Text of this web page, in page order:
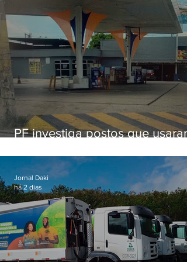
PF investiga postos que usaram
secretário morto em 2020
Jornal Daki
há 2 dias